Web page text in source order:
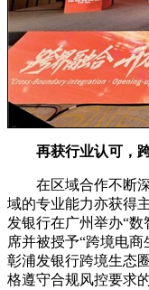
再获行业认可，
在区域合作不断深
域的专业能力亦获得
发银行在广州举办“数
席并被授予“跨境电
彰浦发银行跨境生态
格遵守合规风控要求